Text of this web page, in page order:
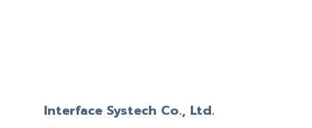
Interface Systech Co., Ltd.